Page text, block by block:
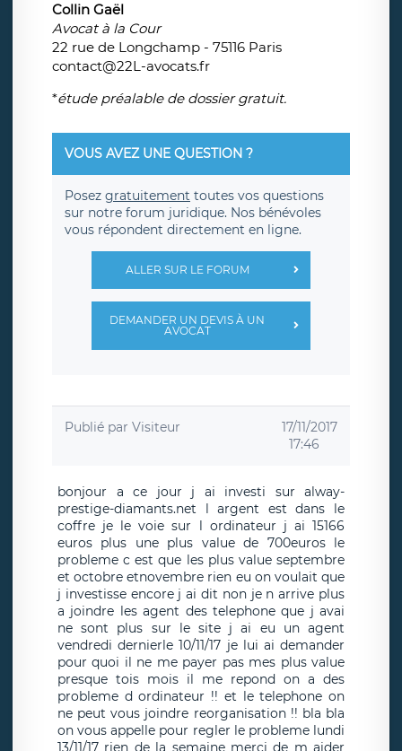
Collin Gaël
Avocat à la Cour
22 rue de Longchamp - 75116 Paris
contact@22L-avocats.fr
*étude préalable de dossier gratuit.
VOUS AVEZ UNE QUESTION ?
Posez gratuitement toutes vos questions
sur notre forum juridique. Nos bénévoles
vous répondent directement en ligne.
ALLER SUR LE FORUM
DEMANDER UN DEVIS À UN
AVOCAT
Publié par Visiteur
17/11/2017
17:46
bonjour a ce jour j ai investi sur alway-
prestige-diamants.net l argent est dans le
coffre je le voie sur l ordinateur j ai 15166
euros plus une plus value de 700euros le
probleme c est que les plus value septembre
et octobre etnovembre rien eu on voulait que
j investisse encore j ai dit non je n arrive plus
a joindre les agent des telephone que j avai
ne sont plus sur le site j ai eu un agent
vendredi dernierle 10/11/17 je lui ai demander
pour quoi il ne me payer pas mes plus value
presque tois mois il me repond on a des
probleme d ordinateur !! et le telephone on
ne peut vous joindre reorganisation !! bla bla
on vous appelle pour regler le probleme lundi
13/11/17 rien de la semaine merci de m aider